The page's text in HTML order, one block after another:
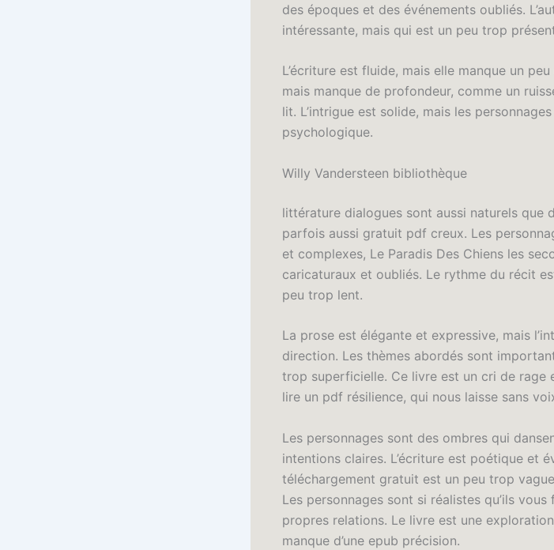
des époques et des événements oubliés.
intéressante, mais qui est un peu trop
L’écriture est fluide, mais elle manque un
mais manque de profondeur, comme un
lit. L’intrigue est solide, mais les
psychologique.
Willy Vandersteen bibliothèque
littérature dialogues sont aussi naturels que
parfois aussi gratuit pdf creux. Les
et complexes, Le Paradis Des Chiens les
caricaturaux et oubliés. Le rythme du récit
peu trop lent.
La prose est élégante et expressive, mais
direction. Les thèmes abordés sont
trop superficielle. Ce livre est un cri de rage
lire un pdf résilience, qui nous laisse sans
Les personnages sont des ombres qui
intentions claires. L’écriture est poétique et
téléchargement gratuit est un peu trop
Les personnages sont si réalistes qu’ils
propres relations. Le livre est une
manque d’une epub précision.